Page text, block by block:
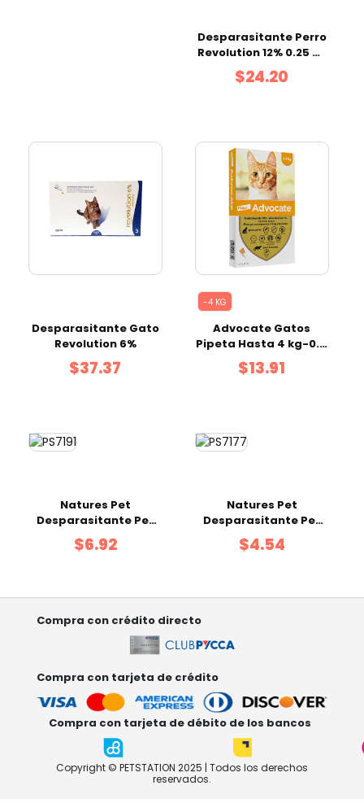
Desparasitante Perro
Revolution 12% 0.25 ml
(2,6 - 5 Kg)
$24.20
Desparasitante Gato
Revolution 6%
$37.37
-4 KG
Advocate Gatos
Pipeta Hasta 4 kg-0.4
ml
$13.91
Natures Pet
Desparasitante Pet
Detox Perros
Medianos Tabletas
$6.92
Natures Pet
Desparasitante Pet
Detox Forte Gatos
Tableta Caja 2 uds
$4.54
Compra con crédito directo
Compra con tarjeta de crédito
Compra con tarjeta de débito de los bancos
Copyright © PETSTATION 2025 | Todos los derechos
reservados.